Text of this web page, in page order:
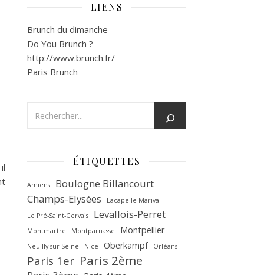
LIENS
Brunch du dimanche
Do You Brunch ?
http://www.brunch.fr/
Paris Brunch
ÉTIQUETTES
Amiens
Boulogne Billancourt
Champs-Elysées
Lacapelle-Marival
Le Pré-Saint-Gervais
Levallois-Perret
Montmartre Montparnasse Montpellier
Neuilly-sur-Seine Nice Oberkampf Orléans
Paris 1er Paris 2ème